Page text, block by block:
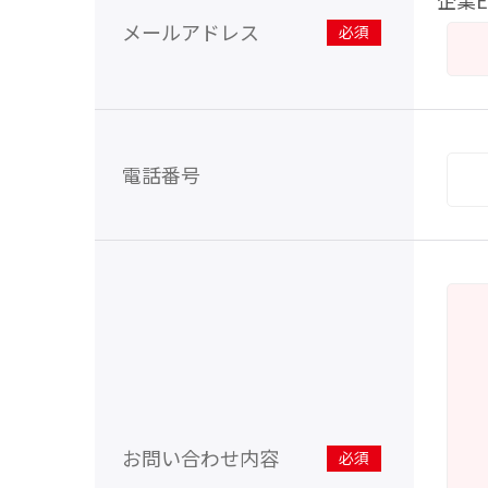
メールアドレス
電話番号
お問い合わせ内容